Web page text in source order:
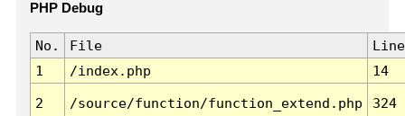
PHP Debug
No. File
Line
1
/index.php 14
2 /source/function/function_extend.php 324